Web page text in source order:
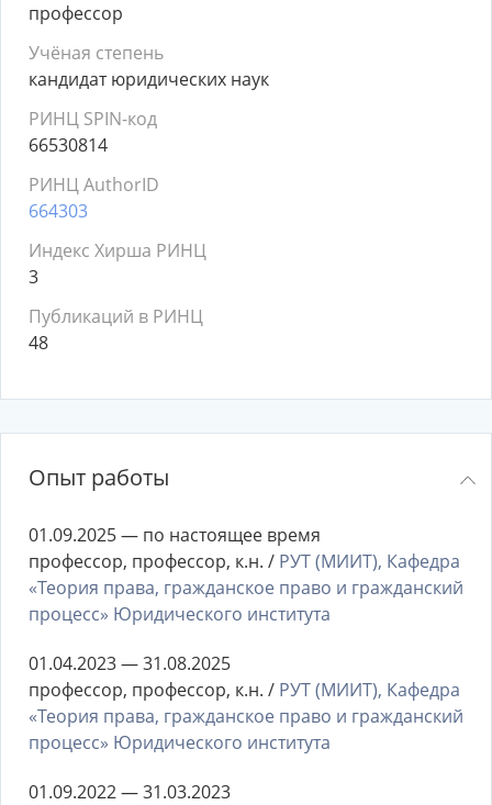
профессор
Учёная степень
кандидат юридических наук
РИНЦ SPIN-код
66530814
РИНЦ AuthorID
664303
Индекс Хирша РИНЦ
3
Публикаций в РИНЦ
48
Опыт работы
01.09.2025 — по настоящее время
профессор, профессор, к.н. / РУТ (МИИТ), Кафедра
«Теория права, гражданское право и гражданский
процесс» Юридического института
01.04.2023 — 31.08.2025
профессор, профессор, к.н. / РУТ (МИИТ), Кафедра
«Теория права, гражданское право и гражданский
процесс» Юридического института
01.09.2022 — 31.03.2023